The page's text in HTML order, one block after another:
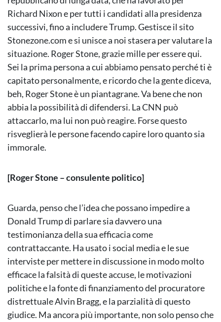
Richard Nixon e per tutti i candidati alla presidenza
successivi, fino a includere Trump. Gestisce il sito
Stonezone.com e si unisce a noi stasera per valutare la
situazione. Roger Stone, grazie mille per essere qui.
Sei la prima persona a cui abbiamo pensato perché ti è
capitato personalmente, e ricordo che la gente diceva,
beh, Roger Stone è un piantagrane. Va bene che non
abbia la possibilità di difendersi. La CNN può
attaccarlo, ma lui non può reagire. Forse questo
risveglierà le persone facendo capire loro quanto sia
immorale.
[Roger Stone – consulente politico]
Guarda, penso che l’idea che possano impedire a
Donald Trump di parlare sia davvero una
testimonianza della sua efficacia come
contrattaccante. Ha usato i social media e le sue
interviste per mettere in discussione in modo molto
efficace la falsità di queste accuse, le motivazioni
politiche e la fonte di finanziamento del procuratore
distrettuale Alvin Bragg, e la parzialità di questo
giudice. Ma ancora più importante, non solo penso che